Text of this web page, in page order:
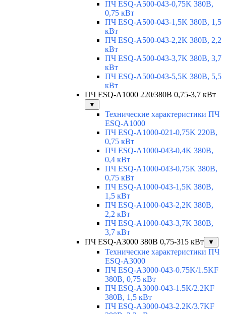
ПЧ ESQ-A500-043-0,75K 380В,
0,75 кВт
ПЧ ESQ-A500-043-1,5K 380В, 1,5
кВт
ПЧ ESQ-A500-043-2,2K 380В, 2,2
кВт
ПЧ ESQ-A500-043-3,7K 380В, 3,7
кВт
ПЧ ESQ-A500-043-5,5K 380В, 5,5
кВт
ПЧ ESQ-A1000 220/380В 0,75-3,7 кВт
▼
Технические характеристики ПЧ
ESQ-A1000
ПЧ ESQ-A1000-021-0,75K 220В,
0,75 кВт
ПЧ ESQ-A1000-043-0,4K 380В,
0,4 кВт
ПЧ ESQ-A1000-043-0,75K 380В,
0,75 кВт
ПЧ ESQ-A1000-043-1,5K 380В,
1,5 кВт
ПЧ ESQ-A1000-043-2,2K 380В,
2,2 кВт
ПЧ ESQ-A1000-043-3,7K 380В,
3,7 кВт
ПЧ ESQ-A3000 380В 0,75-315 кВт
▼
Технические характеристики ПЧ
ESQ-A3000
ПЧ ESQ-A3000-043-0.75K/1.5KF
380В, 0,75 кВт
ПЧ ESQ-A3000-043-1.5K/2.2KF
380В, 1,5 кВт
ПЧ ESQ-A3000-043-2.2K/3.7KF